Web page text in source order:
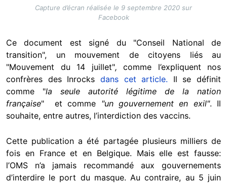
Capture d’écran réalisée le 9 septembre 2020 sur
Facebook
Ce document est signé du
"Conseil National de
transition",
un mouvement de citoyens liés au
"Mouvement du 14 juillet", comme l’expliquent nos
confrères des Inrocks dans cet article. Il se définit
comme "la seule autorité légitime de la nation
française" et comme "un gouvernement en exil". Il
souhaite, entre autres, l’interdiction des vaccins.
Cette publication a été partagée plusieurs milliers de
fois en France et en Belgique. Mais elle est fausse:
l’OMS n’a jamais recommandé aux gouvernements
d’interdire le port du masque. Au contraire, au 5 juin